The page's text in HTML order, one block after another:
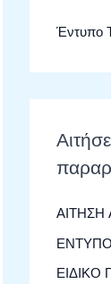
η
ι
α
Έντυπο